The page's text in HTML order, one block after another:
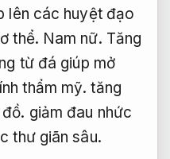
lên các huyệt đạo
thể. Nam nữ. Tăng
từ đá giúp mở
thẩm mỹ. tăng
giảm đau nhức
thư giãn sâu.